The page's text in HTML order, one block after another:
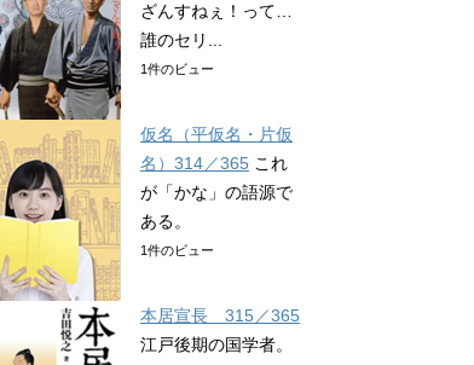
ざんすねぇ！って…
誰のセリ...
1件のビュー
仮名（平仮名・片仮
名）314／365 これ
が「かな」の語源で
ある。
1件のビュー
本居宣長 315／365
江戸後期の国学者。